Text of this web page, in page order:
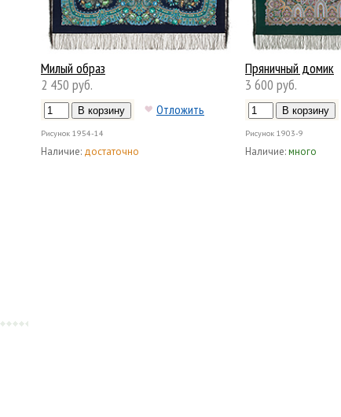
Милый образ
2 450 руб.
Отложить
Рисунок 1954-14
Наличие: достаточно
Пряничный домик
3 600 руб.
Рисунок 1903-9
Наличие:много